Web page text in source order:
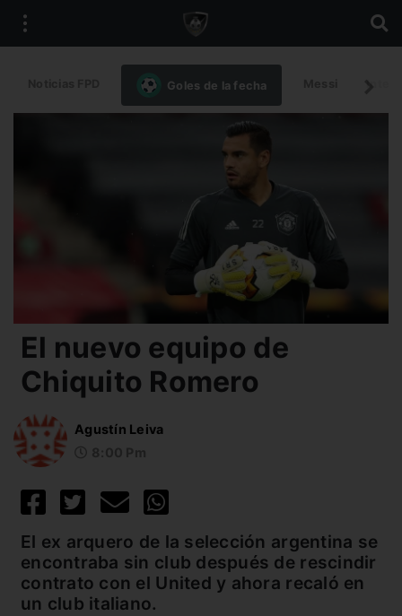
Goles de la fecha
El nuevo equipo de
Chiquito Romero
Agustín Leiva
El ex arquero de la selección argentina se
encontraba sin club después de rescindir
contrato con el United y ahora recaló en
un club italiano.